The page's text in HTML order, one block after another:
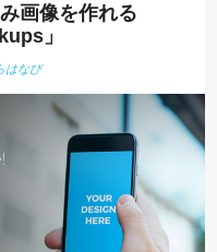
画像を作れる
」